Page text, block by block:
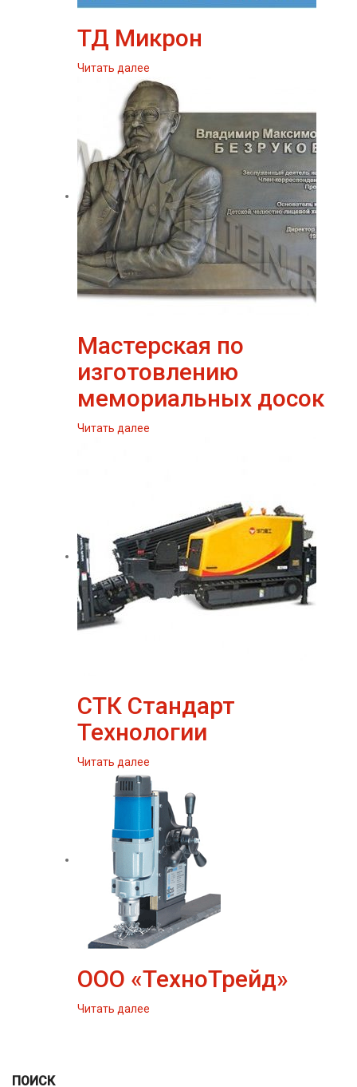
ТД Микрон
Читать далее
Мастерская по
изготовлению
мемориальных досок
Читать далее
СТК Стандарт
Технологии
Читать далее
ООО «ТехноТрейд»
Читать далее
ПОИСК